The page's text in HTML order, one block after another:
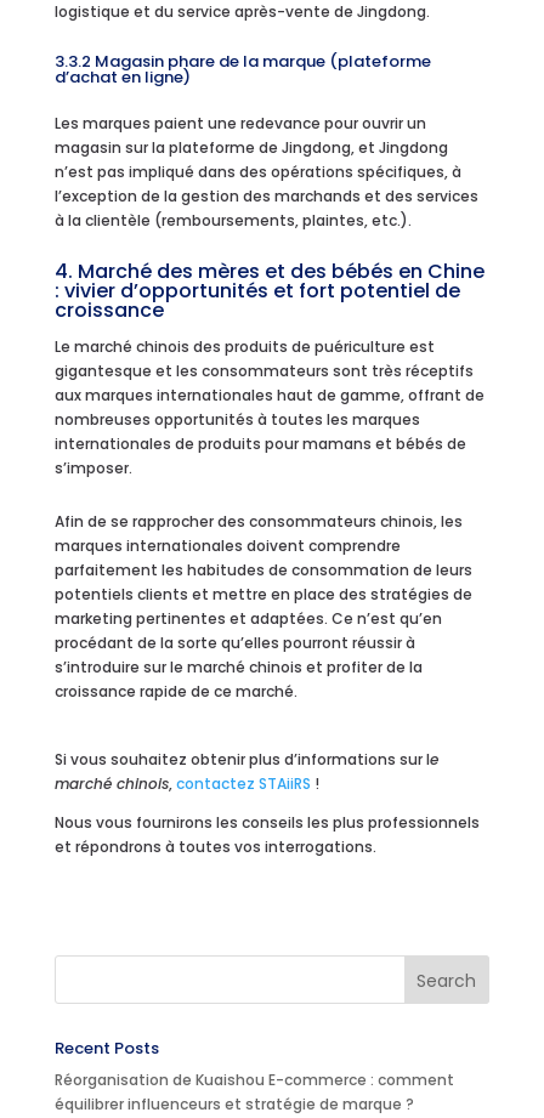
logistique et du service après-vente de Jingdong.
3.3.2 Magasin phare de la marque (plateforme
d’achat en ligne)
Les marques paient une redevance pour ouvrir un
magasin sur la plateforme de Jingdong, et Jingdong
n’est pas impliqué dans des opérations spécifiques, à
l’exception de la gestion des marchands et des services
à la clientèle (remboursements, plaintes, etc.).
4. Marché des mères et des bébés en Chine
: vivier d’opportunités et fort potentiel de
croissance
Le marché chinois des produits de puériculture est
gigantesque et les consommateurs sont très réceptifs
aux marques internationales haut de gamme, offrant de
nombreuses opportunités à toutes les marques
internationales de produits pour mamans et bébés de
s’imposer.
Afin de se rapprocher des consommateurs chinois, les
marques internationales doivent comprendre
parfaitement les habitudes de consommation de leurs
potentiels clients et mettre en place des stratégies de
marketing pertinentes et adaptées. Ce n’est qu’en
procédant de la sorte qu’elles pourront réussir à
s’introduire sur le marché chinois et profiter de la
croissance rapide de ce marché.
Si vous souhaitez obtenir plus d’informations sur le
marché chinois,contactez STAiiRS !
Nous vous fournirons les conseils les plus professionnels
et répondrons à toutes vos interrogations.
Recent Posts
Réorganisation de Kuaishou E-commerce : comment
équilibrer influenceurs et stratégie de marque ?